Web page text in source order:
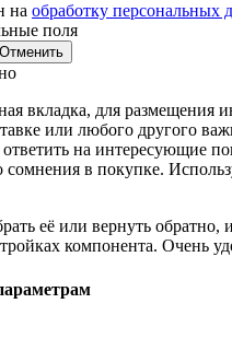
на обработку персональных
поля
Отменить
вкладка, для размещения
или любого другого
на интересующие
сомнения в покупке.
её или вернуть обратно,
компонента. Очень